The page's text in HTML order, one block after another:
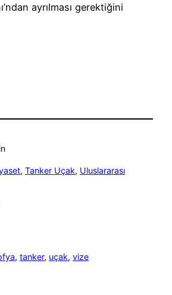
ayrılması gerektiğini
in
, Tanker Uçak, Uluslararası
, tanker, uçak, vize